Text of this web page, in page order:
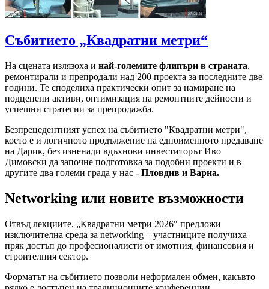
Събитието „Квадратни метри“
На сцената излязоха и най-големите флипъри в страната,
ремонтирали и препродали над 200 проекта за последните две
години. Те споделиха практически опит за намиране на
подценени активи, оптимизация на ремонтните дейности и
успешни стратегии за препродажба.
Безпрецедентният успех на събитието "Квадратни метри",
което е и логичното продължение на едноименното предаване
на Дарик, без изненади вдъхнови инвеститорът Иво
Димовски да започне подготовка за подобни проекти и в
другите два големи града у нас - Пловдив и Варна.
Networking или новите възможности
Отвъд лекциите, „Квадратни метри 2026" предложи
изключителна среда за networking – участниците получиха
пряк достъп до професионалисти от имотния, финансовия и
строителния сектор.
Форматът на събитието позволи неформален обмен, какъвто